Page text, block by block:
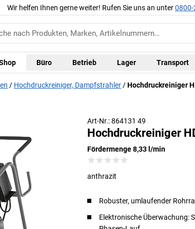
Wir helfen Ihnen gerne weiter! Rufen Sie uns an unter
Büro Betrieb Lager Transport
Hochdruckreiniger, Dampfstrahler Hochdruckreiniger
Art-Nr.: 864131 49
Hochdruckreiniger
Fördermenge 8,33 l/min
anthrazit
Robuster, umlaufender
Elektronische Überwachung: